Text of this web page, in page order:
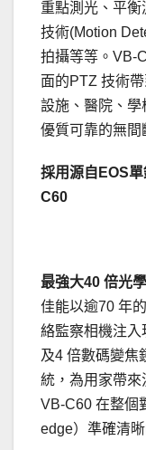
重點測光、平衡
技術(Motion
拍攝等等。VB-
面的PTZ 技術
設施、醫院、學
優質可靠的無間
採用源自EOS
C60
最強大40 倍光
佳能以逾70 年
絡監察相機注
及4 倍數碼變焦
統，為用家帶來
VB-C60 在整個
edge）準確清